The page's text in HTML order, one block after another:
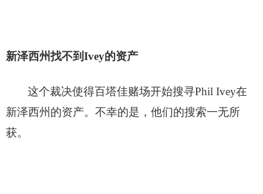
新泽西州找不到Ivey的资产
这个裁决使得百塔佳赌场开始搜寻Phil Ivey在
新泽西州的资产。不幸的是，他们的搜索一无所
获。